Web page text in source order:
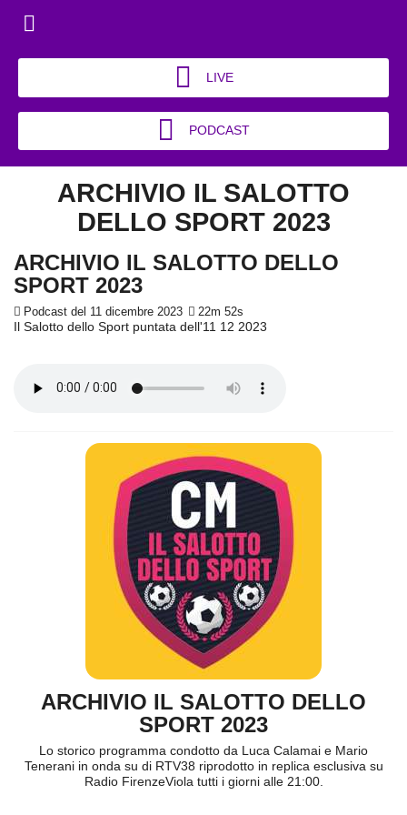
LIVE
PODCAST
ARCHIVIO IL SALOTTO
DELLO SPORT 2023
ARCHIVIO IL SALOTTO DELLO
SPORT 2023
Podcast del 11 dicembre 2023 22m 52s
Il Salotto dello Sport puntata dell'11 12 2023
ARCHIVIO IL SALOTTO DELLO
SPORT 2023
Lo storico programma condotto da Luca Calamai e Mario
Tenerani in onda su di RTV38 riprodotto in replica esclusiva su
Radio FirenzeViola tutti i giorni alle 21:00.